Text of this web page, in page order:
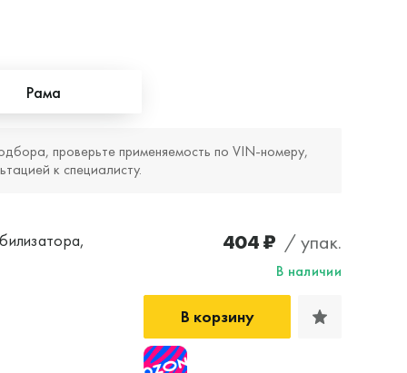
Рама
проверьте применяемость по VIN‑номеру,
к специалисту.
404 ₽ / упак.
В наличии
В корзину